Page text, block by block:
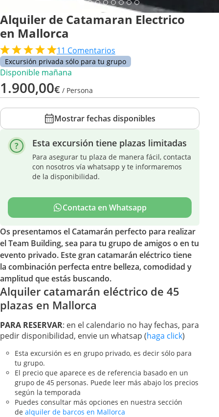
Alquiler de Catamaran Electrico
en Mallorca
11 Comentarios
Excursión privada sólo para tu grupo
Disponible mañana
1.900,00€ / Persona
Mostrar fechas disponibles
Esta excursión tiene plazas limitadas
Para asegurar tu plaza de manera fácil, contacta
con nosotros vía whatsapp y te informaremos
de la disponibilidad.
Contacta en Whatsapp
Os presentamos el Catamarán perfecto para realizar
el Team Building, sea para tu grupo de amigos o en tu
evento privado. Este gran catamarán eléctrico tiene
la combinación perfecta entre belleza, comodidad y
amplitud que estás buscando.
Alquiler catamarán eléctrico de 45
plazas en Mallorca
PARA RESERVAR: en el calendario no hay fechas, para
pedir disponibilidad, envie un whatsap (haga click)
Esta excursión es en grupo privado, es decir sólo para
tu grupo.
El precio que aparece es de referencia basado en un
grupo de 45 personas. Puede leer más abajo los precios
según la temporada
Puedes consultar más opciones en nuestra sección
de alquiler de barcos en Mallorca